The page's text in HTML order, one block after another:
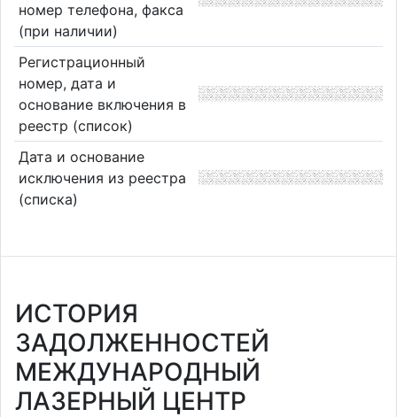
номер телефона, факса
(при наличии)
Регистрационный
номер, дата и
основание включения в
реестр (список)
Дата и основание
исключения из реестра
(списка)
ИСТОРИЯ
ЗАДОЛЖЕННОСТЕЙ
МЕЖДУНАРОДНЫЙ
ЛАЗЕРНЫЙ ЦЕНТР